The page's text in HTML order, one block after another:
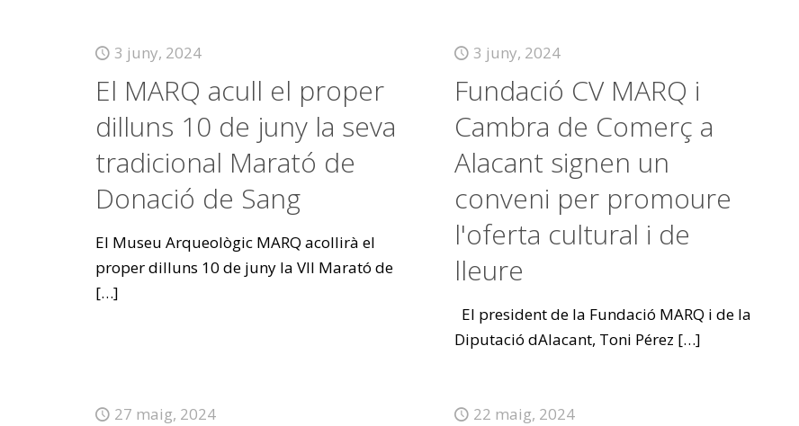
3 juny, 2024
El MARQ acull el proper
dilluns 10 de juny la seva
tradicional Marató de
Donació de Sang
El Museu Arqueològic MARQ acollirà el
proper dilluns 10 de juny la VII Marató de
[…]
3 juny, 2024
Fundació CV MARQ i
Cambra de Comerç a
Alacant signen un
conveni per promoure
l'oferta cultural i de
lleure
El president de la Fundació MARQ i de la
Diputació dAlacant, Toni Pérez […]
27 maig, 2024 22 maig, 2024